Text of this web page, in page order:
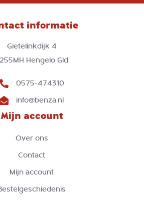
informatie
Gietelinkdijk 4
Hengelo Gld
0575-474310
info@benza.nl
Mijn account
Over ons
Contact
Mijn account